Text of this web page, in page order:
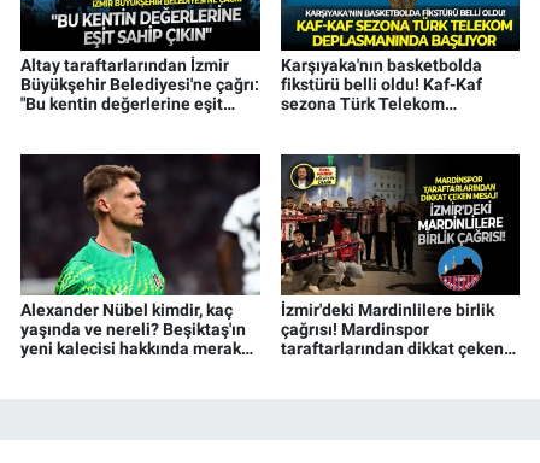
Altay taraftarlarından İzmir
Büyükşehir Belediyesi'ne çağrı:
"Bu kentin değerlerine eşit
Karşıyaka'nın basketbolda
fikstürü belli oldu! Kaf-Kaf
sezona Türk Telekom
Alexander Nübel kimdir, kaç
yaşında ve nereli? Beşiktaş'ın
yeni kalecisi hakkında merak
İzmir'deki Mardinlilere birlik
çağrısı! Mardinspor
taraftarlarından dikkat çeken